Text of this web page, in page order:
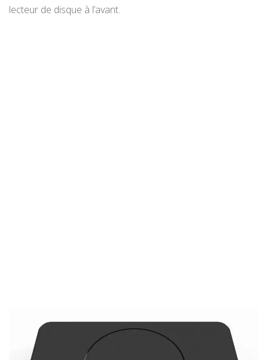
lecteur de disque à l’avant.